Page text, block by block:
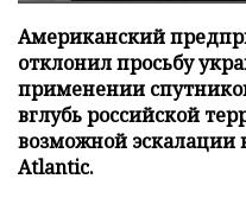
Американский
отклонил просьбу
применении
вглубь российской
возможной
Atlantic.